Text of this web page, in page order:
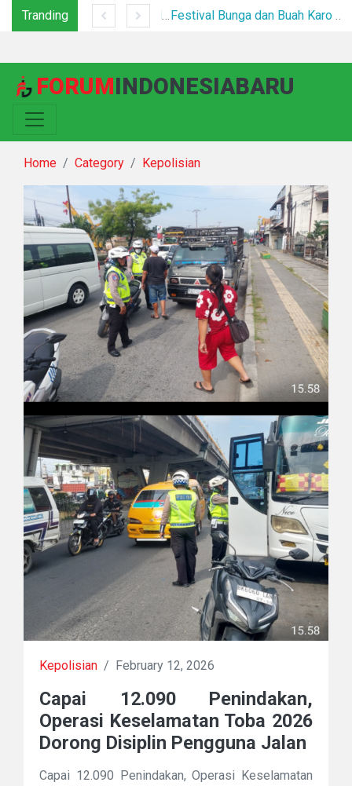
Tranding Festival Bunga dan Buah Karo 2026 Resmi Dibuka, Ribuan Pengunjung Padati Berastagi di Bawah Pengamanan Ketat
FORUMINDONESIABARU
Home Category Kepolisian
Kepolisian / February 12, 2026
Capai 12.090 Penindakan,
Operasi Keselamatan Toba 2026
Dorong Disiplin Pengguna Jalan
Capai 12.090 Penindakan, Operasi Keselamatan